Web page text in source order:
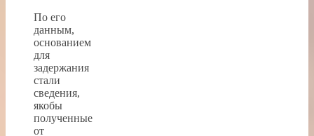
По его
данным,
основанием
для
задержания
стали
сведения,
якобы
полученные
от